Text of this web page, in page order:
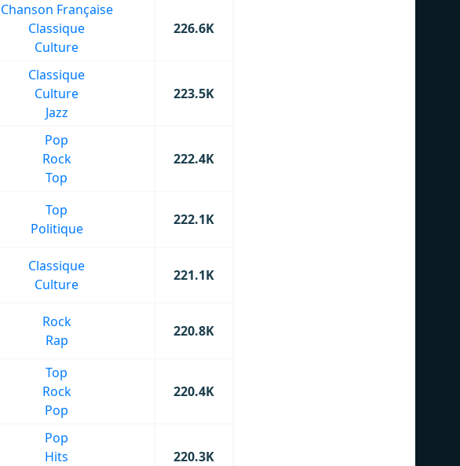
Chanson Française
Classique
Culture
226.6K
Classique
Culture
Jazz
223.5K
Pop
Rock
Top
222.4K
Top
Politique
222.1K
Classique
Culture
221.1K
Rock
Rap
220.8K
Top
Rock
Pop
220.4K
Pop
Hits
220.3K